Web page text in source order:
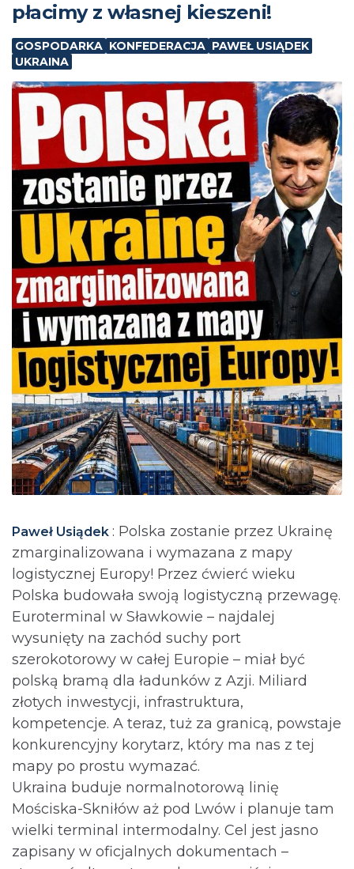
płacimy z własnej kieszeni!
GOSPODARKA KONFEDERACJA PAWEŁ USIĄDEK
UKRAINA
Paweł Usiądek : Polska zostanie przez Ukrainę
zmarginalizowana i wymazana z mapy
logistycznej Europy! Przez ćwierć wieku
Polska budowała swoją logistyczną przewagę.
Euroterminal w Sławkowie – najdalej
wysunięty na zachód suchy port
szerokotorowy w całej Europie – miał być
polską bramą dla ładunków z Azji. Miliard
złotych inwestycji, infrastruktura,
kompetencje. A teraz, tuż za granicą, powstaje
konkurencyjny korytarz, który ma nas z tej
mapy po prostu wymazać.
Ukraina buduje normalnotorową linię
Mościska-Skniłów aż pod Lwów i planuje tam
wielki terminal intermodalny. Cel jest jasno
zapisany w oficjalnych dokumentach –